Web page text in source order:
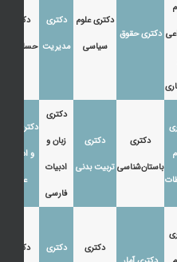
دکتری حقوق
دکتری علوم
سیاسی
دکتری
مدیریت
دکتری
حسابداری
دکتری
باستان‌شناسی
دکتری
تربیت بدنی
دکتری
زبان و
ادبیات
فارسی
دکتری زبان
و ادبیات
عرب
دکتری
دکتری
دکتری